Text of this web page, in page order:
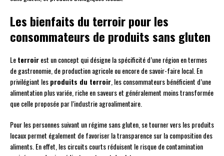
Les bienfaits du terroir pour les
consommateurs de produits sans gluten
Leterroirest un concept qui désigne la spécificité d’une région en termes
de gastronomie, de production agricole ou encore de savoir-faire local. En
privilégiant lesproduits du terroir , les consommateurs bénéficient d’une
alimentation plus variée, riche en saveurs et généralement moins transformée
que celle proposée par l’industrie agroalimentaire.
Pour les personnes suivant un régime sans gluten, se tourner vers les produits
locaux permet également de favoriser la transparence sur la composition des
aliments. En effet, les circuits courts réduisent le risque de contamination